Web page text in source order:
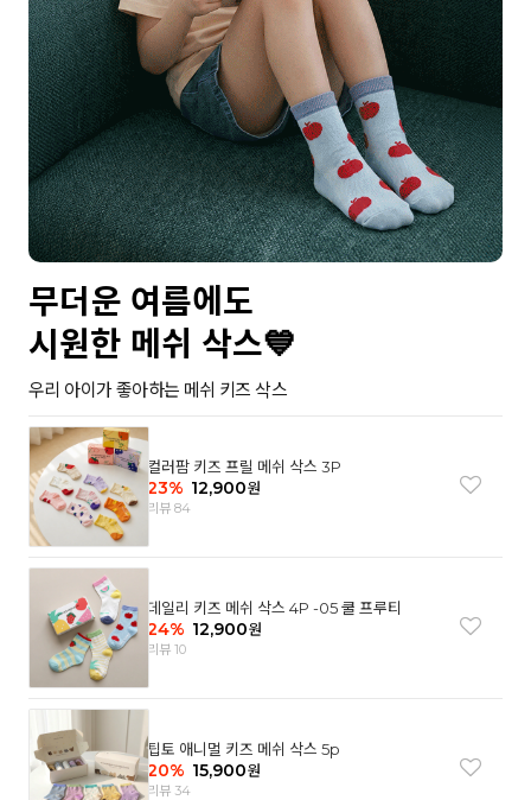
무더운 여름에도
시원한 메쉬 삭스💙
우리 아이가 좋아하는 메쉬 키즈 삭스
컬러팜 키즈 프릴 메쉬 삭스 3P
23% 12,900원
리뷰 84
데일리 키즈 메쉬 삭스 4P -05 쿨 프루티
24% 12,900원
리뷰 10
팁토 애니멀 키즈 메쉬 삭스 5p
20% 15,900원
리뷰 34